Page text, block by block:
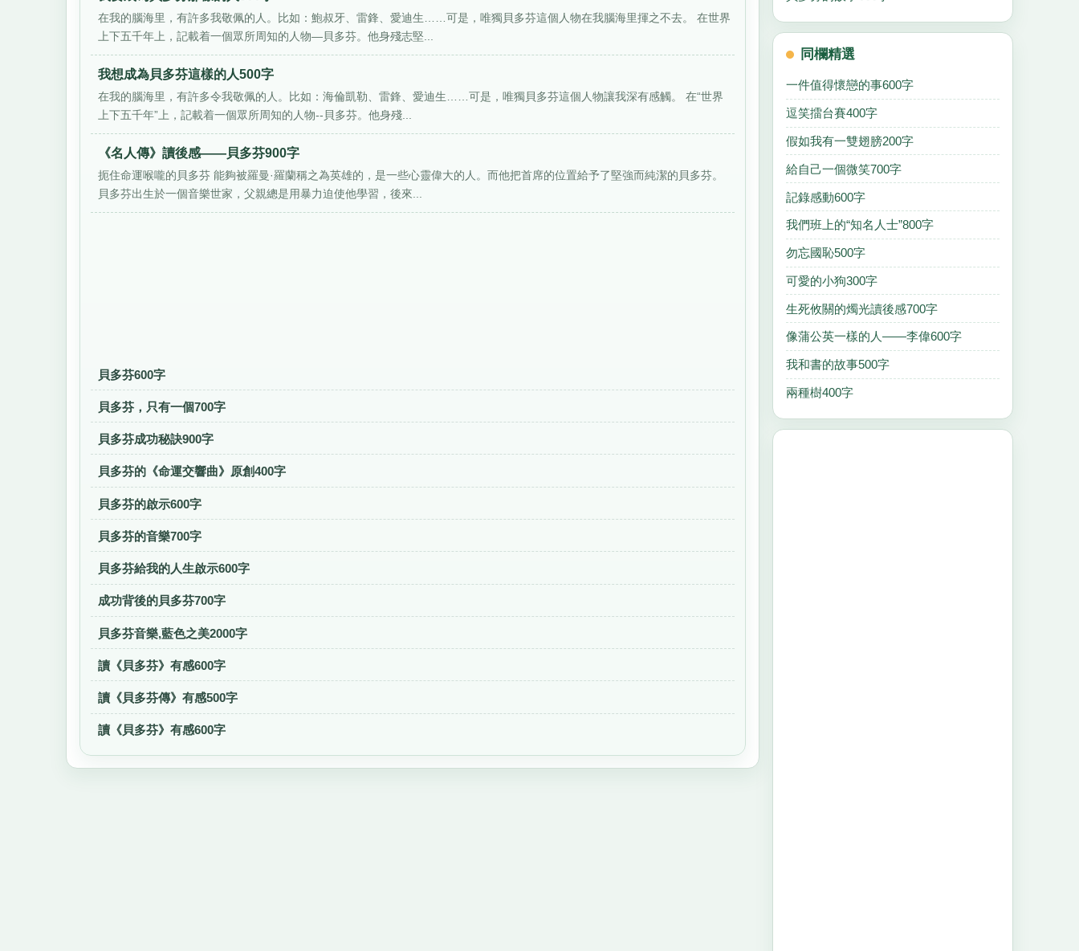
在我的腦海里，有許多我敬佩的人。比如：鮑叔牙、雷鋒、愛迪生……可是，唯獨貝多芬這個人物在我腦海里揮之不去。 在世界
上下五千年上，記載着一個眾所周知的人物—貝多芬。他身殘志堅...
我想成為貝多芬這樣的人500字
在我的腦海里，有許多令我敬佩的人。比如：海倫凱勒、雷鋒、愛迪生……可是，唯獨貝多芬這個人物讓我深有感觸。 在“世界
上下五千年”上，記載着一個眾所周知的人物--貝多芬。他身殘...
《名人傳》讀後感——貝多芬900字
扼住命運喉嚨的貝多芬 能夠被羅曼·羅蘭稱之為英雄的，是一些心靈偉大的人。而他把首席的位置給予了堅強而純潔的貝多芬。
貝多芬出生於一個音樂世家，父親總是用暴力迫使他學習，後來...
貝多芬600字
貝多芬，只有一個700字
貝多芬成功秘訣900字
貝多芬的《命運交響曲》原創400字
貝多芬的啟示600字
貝多芬的音樂700字
貝多芬給我的人生啟示600字
成功背後的貝多芬700字
貝多芬音樂,藍色之美2000字
讀《貝多芬》有感600字
讀《貝多芬傳》有感500字
讀《貝多芬》有感600字
同欄精選
一件值得懷戀的事600字
逗笑擂台賽400字
假如我有一雙翅膀200字
給自己一個微笑700字
記錄感動600字
我們班上的“知名人士”800字
勿忘國恥500字
可愛的小狗300字
生死攸關的燭光讀後感700字
像蒲公英一樣的人——李偉600字
我和書的故事500字
兩種樹400字